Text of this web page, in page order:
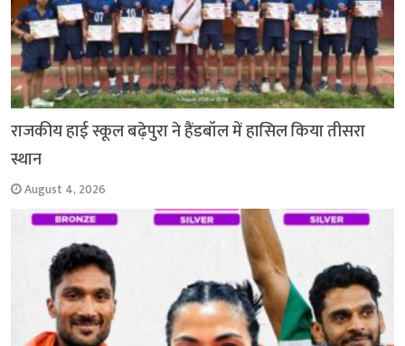
राजकीय हाई स्कूल बढ़ेपुरा ने हैंडबॉल में हासिल किया तीसरा
स्थान
August 4, 2026